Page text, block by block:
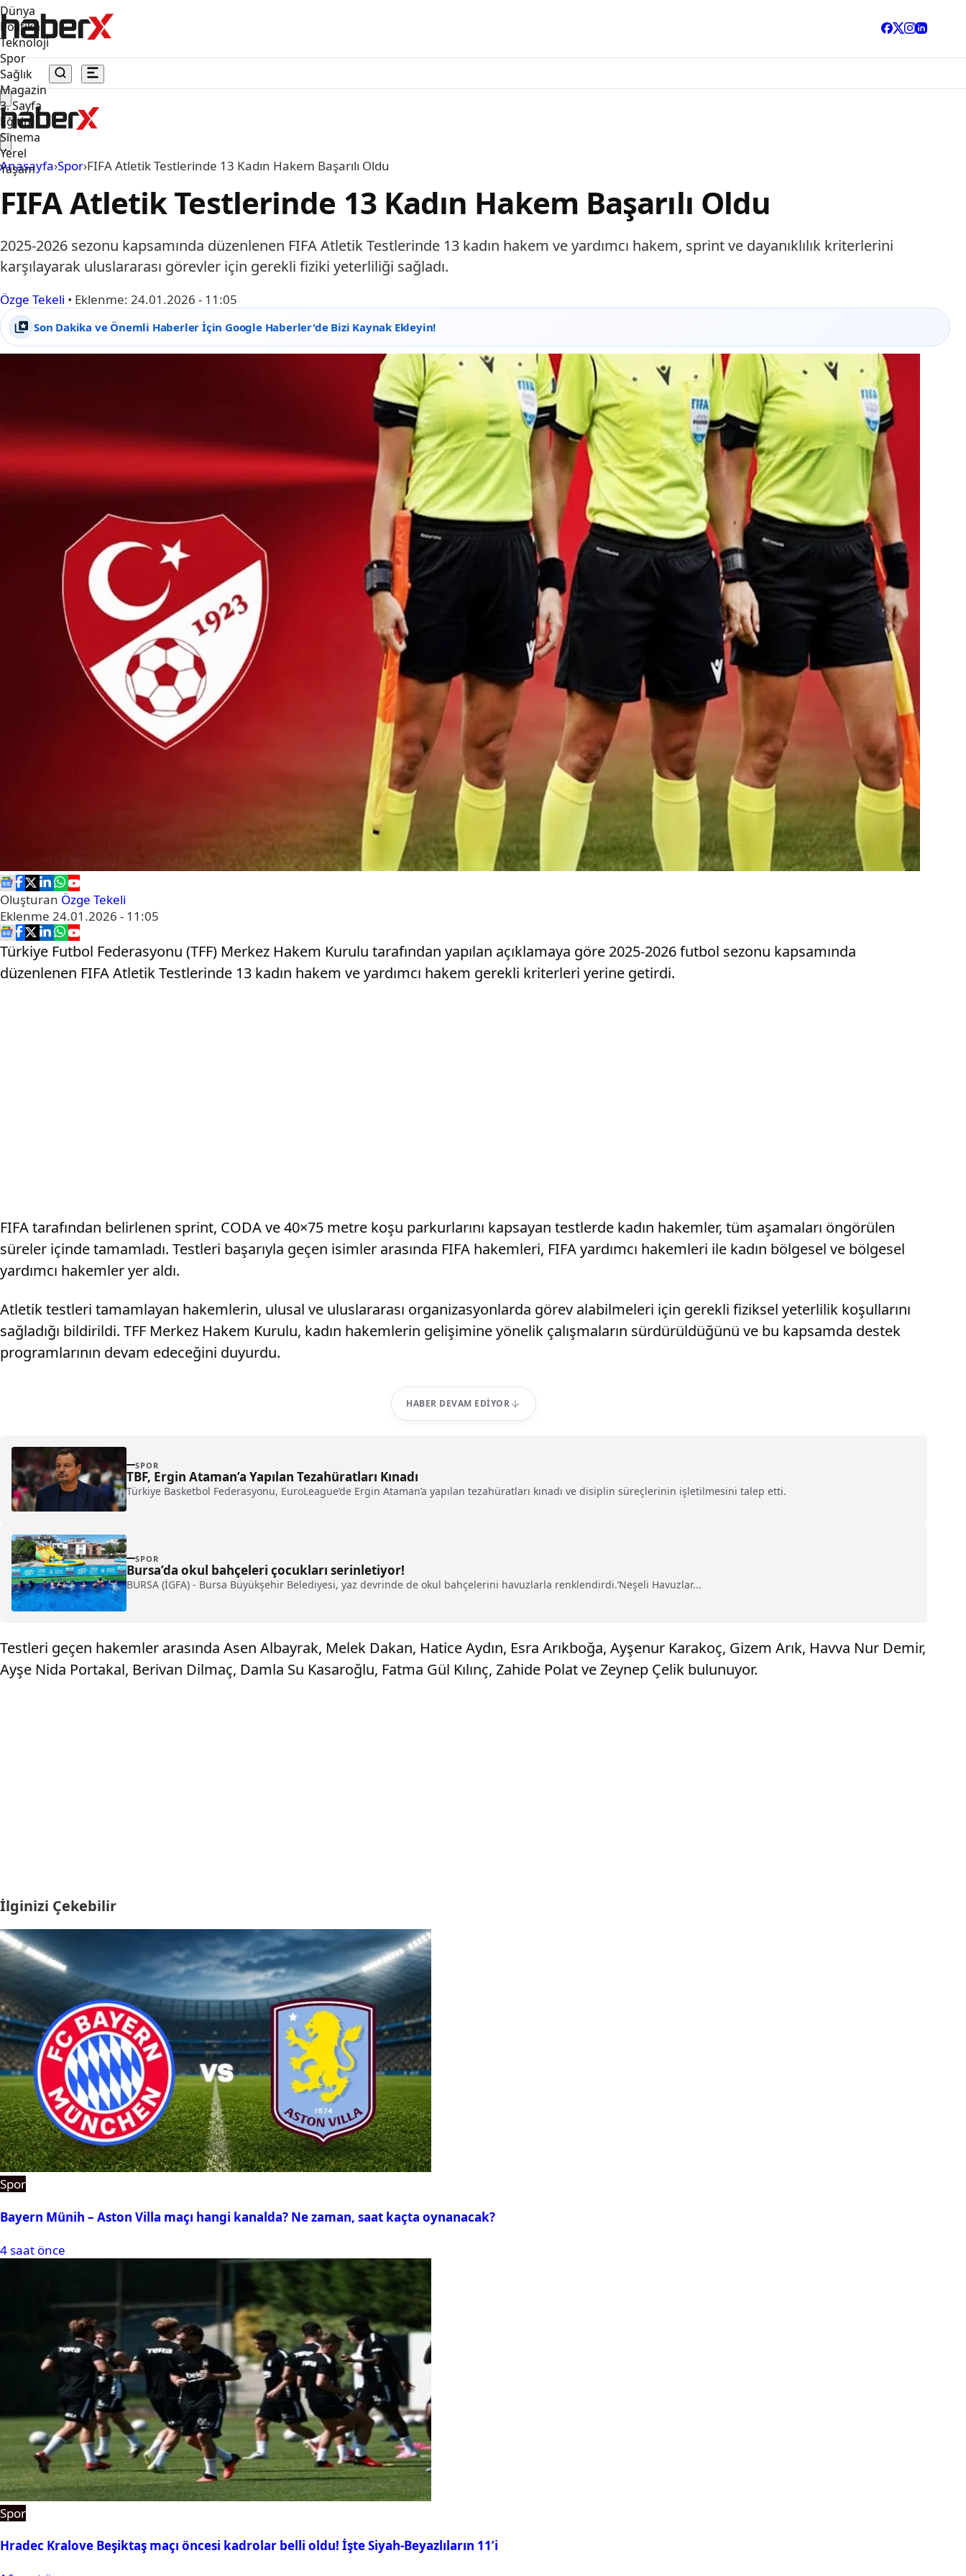
Dünya
Politika
Teknoloji
Spor
Sağlık
Magazin
3. Sayfa
Eğitim
Sinema
Yerel
Yaşam
Anasayfa›Spor›FIFA Atletik Testlerinde 13 Kadın Hakem Başarılı Oldu
FIFA Atletik Testlerinde 13 Kadın Hakem Başarılı Oldu
2025-2026 sezonu kapsamında düzenlenen FIFA Atletik Testlerinde 13 kadın hakem ve yardımcı hakem, sprint ve dayanıklılık kriterlerini
karşılayarak uluslararası görevler için gerekli fiziki yeterliliği sağladı.
Özge Tekeli • Eklenme: 24.01.2026 - 11:05
Son Dakika ve Önemli Haberler İçin Google Haberler'de Bizi Kaynak Ekleyin!
Oluşturan Özge Tekeli
Eklenme 24.01.2026 - 11:05
Türkiye Futbol Federasyonu (TFF) Merkez Hakem Kurulu tarafından yapılan açıklamaya göre 2025-2026 futbol sezonu kapsamında
düzenlenen FIFA Atletik Testlerinde 13 kadın hakem ve yardımcı hakem gerekli kriterleri yerine getirdi.
FIFA tarafından belirlenen sprint, CODA ve 40×75 metre koşu parkurlarını kapsayan testlerde kadın hakemler, tüm aşamaları öngörülen
süreler içinde tamamladı. Testleri başarıyla geçen isimler arasında FIFA hakemleri, FIFA yardımcı hakemleri ile kadın bölgesel ve bölgesel
yardımcı hakemler yer aldı.
Atletik testleri tamamlayan hakemlerin, ulusal ve uluslararası organizasyonlarda görev alabilmeleri için gerekli fiziksel yeterlilik koşullarını
sağladığı bildirildi. TFF Merkez Hakem Kurulu, kadın hakemlerin gelişimine yönelik çalışmaların sürdürüldüğünü ve bu kapsamda destek
programlarının devam edeceğini duyurdu.
HABER DEVAM EDIYOR
SPOR
TBF, Ergin Ataman’a Yapılan Tezahüratları Kınadı
Türkiye Basketbol Federasyonu, EuroLeague’de Ergin Ataman’a yapılan tezahüratları kınadı ve disiplin süreçlerinin işletilmesini talep etti.
SPOR
Bursa’da okul bahçeleri çocukları serinletiyor!
BURSA (İGFA) - Bursa Büyükşehir Belediyesi, yaz devrinde de okul bahçelerini havuzlarla renklendirdi.‘Neşeli Havuzlar...
Testleri geçen hakemler arasında Asen Albayrak, Melek Dakan, Hatice Aydın, Esra Arıkboğa, Ayşenur Karakoç, Gizem Arık, Havva Nur Demir,
Ayşe Nida Portakal, Berivan Dilmaç, Damla Su Kasaroğlu, Fatma Gül Kılınç, Zahide Polat ve Zeynep Çelik bulunuyor.
İlginizi Çekebilir
Spor
Bayern Münih – Aston Villa maçı hangi kanalda? Ne zaman, saat kaçta oynanacak?
4 saat önce
Spor
Hradec Kralove Beşiktaş maçı öncesi kadrolar belli oldu! İşte Siyah-Beyazlıların 11’i